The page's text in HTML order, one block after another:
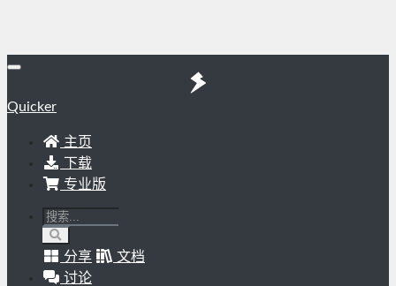
Quicker
主页
下载
专业版
分享
文档
讨论